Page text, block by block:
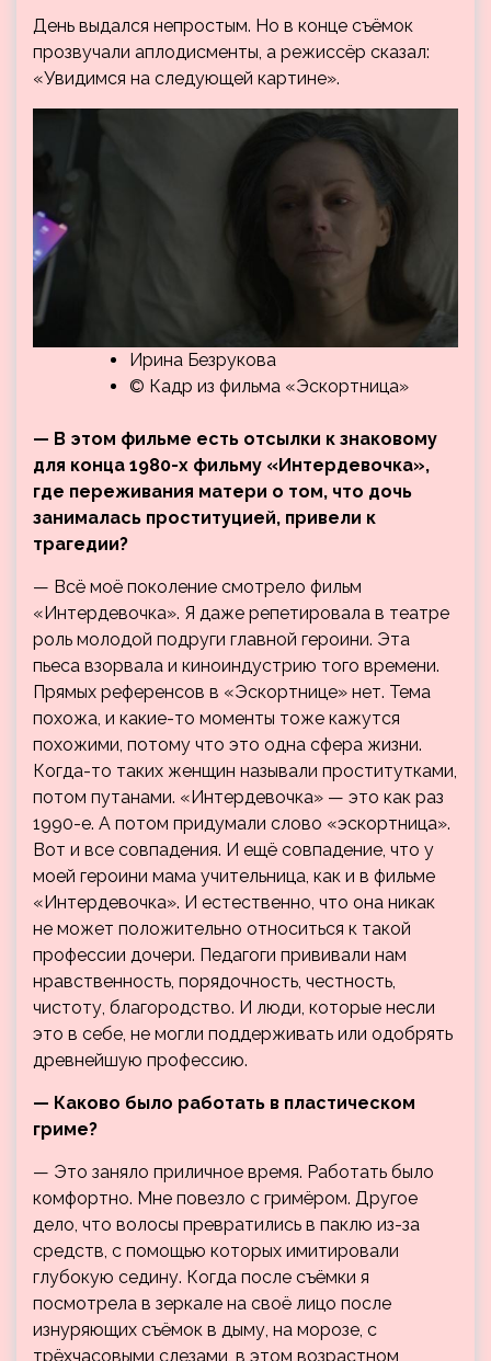
День выдался непростым. Но в конце съёмок
прозвучали аплодисменты, а режиссёр сказал:
«Увидимся на следующей картине».
Ирина Безрукова
© Кадр из фильма «Эскортница»
— В этом фильме есть отсылки к знаковому
для конца 1980-х фильму «Интердевочка»,
где переживания матери о том, что дочь
занималась проституцией, привели к
трагедии?
— Всё моё поколение смотрело фильм
«Интердевочка». Я даже репетировала в театре
роль молодой подруги главной героини. Эта
пьеса взорвала и киноиндустрию того времени.
Прямых референсов в «Эскортнице» нет. Тема
похожа, и какие-то моменты тоже кажутся
похожими, потому что это одна сфера жизни.
Когда-то таких женщин называли проститутками,
потом путанами. «Интердевочка» — это как раз
1990-е. А потом придумали слово «эскортница».
Вот и все совпадения. И ещё совпадение, что у
моей героини мама учительница, как и в фильме
«Интердевочка». И естественно, что она никак
не может положительно относиться к такой
профессии дочери. Педагоги прививали нам
нравственность, порядочность, честность,
чистоту, благородство. И люди, которые несли
это в себе, не могли поддерживать или одобрять
древнейшую профессию.
— Каково было работать в пластическом
гриме?
— Это заняло приличное время. Работать было
комфортно. Мне повезло с гримёром. Другое
дело, что волосы превратились в паклю из-за
средств, с помощью которых имитировали
глубокую седину. Когда после съёмки я
посмотрела в зеркале на своё лицо после
изнуряющих съёмок в дыму, на морозе, с
трёхчасовыми слезами, в этом возрастном